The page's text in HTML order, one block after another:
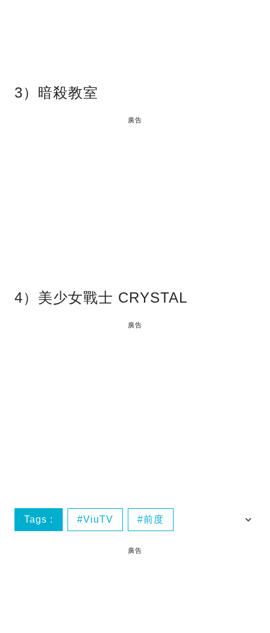
3）暗殺教室
廣告
4）美少女戰士 CRYSTAL
廣告
Tags : ViuTV 前度
白只
廣告